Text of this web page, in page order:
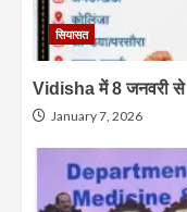
सियासत
Vidisha में 8 जनवरी से
January 7, 2026